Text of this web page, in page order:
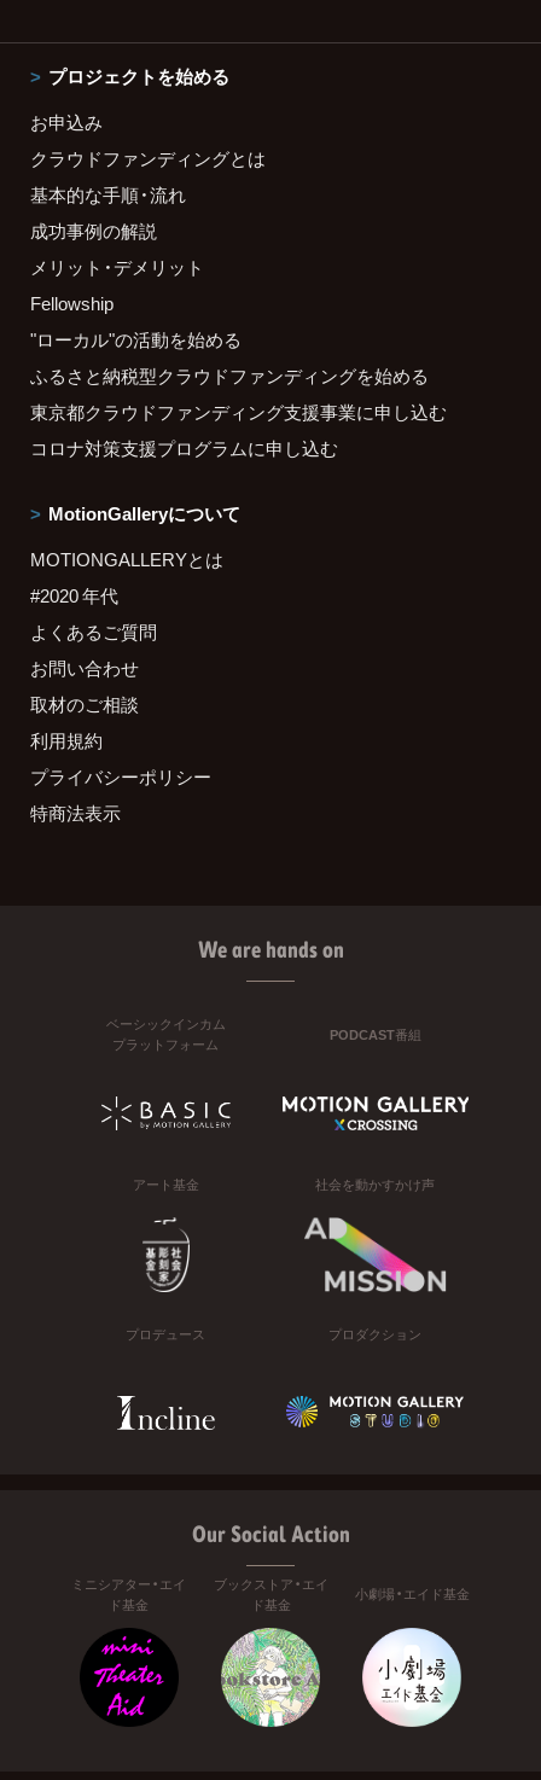
プロジェクトを始める
お申込み
クラウドファンディングとは
基本的な手順・流れ
成功事例の解説
メリット・デメリット
Fellowship
"ローカル"の活動を始める
ふるさと納税型クラウドファンディングを始める
東京都クラウドファンディング支援事業に申し込む
コロナ対策支援プログラムに申し込む
MotionGalleryについて
MOTIONGALLERYとは
#2020 年代
よくあるご質問
お問い合わせ
取材のご相談
利用規約
プライバシーポリシー
特商法表示
We are hands on
ベーシックインカム
プラットフォーム
PODCAST番組
アート基金 社会を動かすかけ声
プロデュース プロダクション
Our Social Action
ミニシアター・エイ
ド基金
ブックストア・エイ
ド基金
小劇場・エイド基金